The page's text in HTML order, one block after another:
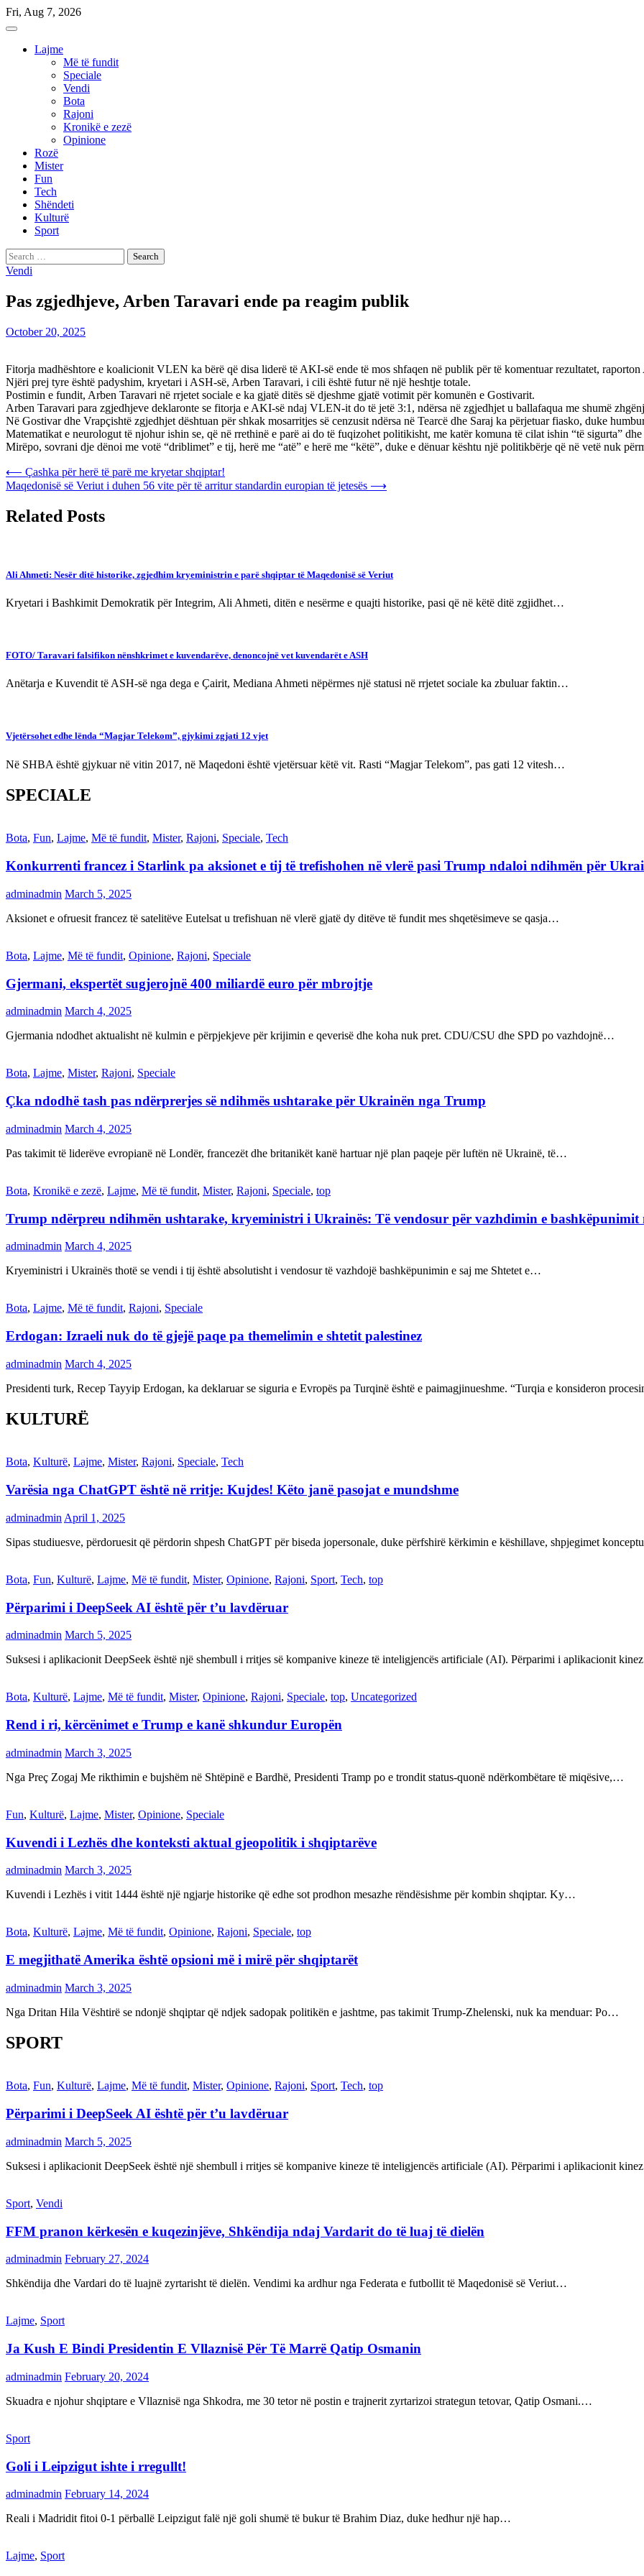
Skip
to
Fri, Aug 7, 2026
Lajme
Më të fundit
Speciale
Vendi
Bota
Rajoni
Kronikë e zezë
Opinione
Rozë
Mister
Fun
Tech
Shëndeti
Kulturë
Sport
Search
for:
Vendi
Pas zgjedhjeve, Arben Taravari ende pa reagim publik
October 20, 2025
Fitorja madhështore e koalicionit VLEN ka bërë që disa liderë të AKI-së ende të mos shfaqen në publik për të komentuar rezultatet,
Njëri prej tyre është padyshim, kryetari i ASH-së, Arben Taravari, i cili është futur në një heshtje totale.
Postimin e fundit, Arben Taravari në rrjetet sociale e ka gjatë ditës së djeshme gjatë votimit për komunën e Gostivarit.
Arben Taravari para zgjedhjeve deklaronte se fitorja e AKI-së ndaj VLEN-it do të jetë 3:1, ndërsa në zgjedhjet u ballafaqua me shumë
Në Gostivar dhe Vrapçishtë zgjedhjet dështuan për shkak mosarritjes së cenzusit ndërsa në Tearcë dhe Saraj ka përjetuar fiasko, duke
Matematikat e neurologut të njohur ishin se, që në rrethinë e parë ai do të fuqizohet politikisht, me katër komuna të cilat ishin “të sigurta”
Mirëpo, sovrani dje dënoi me votë “driblimet” e tij, herë me “atë” e herë me “këtë”, duke e dënuar kështu një politikbërje që në vetë nuk
Post
navigation
⟵ Çashka për herë të parë me kryetar shqiptar!
Maqedonisë së Veriut i duhen 56 vite për të arritur standardin europian të jetesës ⟶
Related Posts
Ali Ahmeti: Nesër ditë historike, zgjedhim kryeministrin e parë shqiptar të Maqedonisë së Veriut
Kryetari i Bashkimit Demokratik për Integrim, Ali Ahmeti, ditën e nesërme e quajti historike, pasi që në këtë ditë zgjidhet…
FOTO/ Taravari falsifikon nënshkrimet e kuvendarëve, denoncojnë vet kuvendarët e ASH
Anëtarja e Kuvendit të ASH-së nga dega e Ҫairit, Mediana Ahmeti nëpërmes një statusi në rrjetet sociale ka zbuluar faktin…
Vjetërsohet edhe lënda “Magjar Telekom”, gjykimi zgjati 12 vjet
Në SHBA është gjykuar në vitin 2017, në Maqedoni është vjetërsuar këtë vit. Rasti “Magjar Telekom”, pas gati 12 vitesh…
SPECIALE
Bota, Fun, Lajme, Më të fundit, Mister, Rajoni, Speciale, Tech
Konkurrenti francez i Starlink pa aksionet e tij të trefishohen në vlerë pasi Trump ndaloi ndihmën për
adminadmin March 5, 2025
Aksionet e ofruesit francez të satelitëve Eutelsat u trefishuan në vlerë gjatë dy ditëve të fundit mes shqetësimeve se qasja…
Bota, Lajme, Më të fundit, Opinione, Rajoni, Speciale
Gjermani, ekspertët sugjerojnë 400 miliardë euro për mbrojtje
adminadmin March 4, 2025
Gjermania ndodhet aktualisht në kulmin e përpjekjeve për krijimin e qeverisë dhe koha nuk pret. CDU/CSU dhe SPD po vazhdojnë…
Bota, Lajme, Mister, Rajoni, Speciale
Çka ndodhë tash pas ndërprerjes së ndihmës ushtarake për Ukrainën nga Trump
adminadmin March 4, 2025
Pas takimit të liderëve evropianë në Londër, francezët dhe britanikët kanë hartuar një plan paqeje për luftën në Ukrainë, të…
Bota, Kronikë e zezë, Lajme, Më të fundit, Mister, Rajoni, Speciale, top
Trump ndërpreu ndihmën ushtarake, kryeministri i Ukrainës: Të vendosur për vazhdimin e bashkëpunimit
adminadmin March 4, 2025
Kryeministri i Ukrainës thotë se vendi i tij është absolutisht i vendosur të vazhdojë bashkëpunimin e saj me Shtetet e…
Bota, Lajme, Më të fundit, Rajoni, Speciale
Erdogan: Izraeli nuk do të gjejë paqe pa themelimin e shtetit palestinez
adminadmin March 4, 2025
Presidenti turk, Recep Tayyip Erdogan, ka deklaruar se siguria e Evropës pa Turqinë është e paimagjinueshme. “Turqia e konsideron
KULTURË
Bota, Kulturë, Lajme, Mister, Rajoni, Speciale, Tech
Varësia nga ChatGPT është në rritje: Kujdes! Këto janë pasojat e mundshme
adminadmin April 1, 2025
Sipas studiuesve, përdoruesit që përdorin shpesh ChatGPT për biseda jopersonale, duke përfshirë kërkimin e këshillave, shpjegimet
Bota, Fun, Kulturë, Lajme, Më të fundit, Mister, Opinione, Rajoni, Sport, Tech, top
Përparimi i DeepSeek AI është për t’u lavdëruar
adminadmin March 5, 2025
Suksesi i aplikacionit DeepSeek është një shembull i rritjes së kompanive kineze të inteligjencës artificiale (AI). Përparimi i aplikacionit
Bota, Kulturë, Lajme, Më të fundit, Mister, Opinione, Rajoni, Speciale, top, Uncategorized
Rend i ri, kërcënimet e Trump e kanë shkundur Europën
adminadmin March 3, 2025
Nga Preç Zogaj Me rikthimin e bujshëm në Shtëpinë e Bardhë, Presidenti Tramp po e trondit status-quonë ndërkombëtare të miqësive,…
Fun, Kulturë, Lajme, Mister, Opinione, Speciale
Kuvendi i Lezhës dhe konteksti aktual gjeopolitik i shqiptarëve
adminadmin March 3, 2025
Kuvendi i Lezhës i vitit 1444 është një ngjarje historike që edhe sot prodhon mesazhe rëndësishme për kombin shqiptar. Ky…
Bota, Kulturë, Lajme, Më të fundit, Opinione, Rajoni, Speciale, top
E megjithatë Amerika është opsioni më i mirë për shqiptarët
adminadmin March 3, 2025
Nga Dritan Hila Vështirë se ndonjë shqiptar që ndjek sadopak politikën e jashtme, pas takimit Trump-Zhelenski, nuk ka menduar: Po…
SPORT
Bota, Fun, Kulturë, Lajme, Më të fundit, Mister, Opinione, Rajoni, Sport, Tech, top
Përparimi i DeepSeek AI është për t’u lavdëruar
adminadmin March 5, 2025
Suksesi i aplikacionit DeepSeek është një shembull i rritjes së kompanive kineze të inteligjencës artificiale (AI). Përparimi i aplikacionit
Sport, Vendi
FFM pranon kërkesën e kuqezinjëve, Shkëndija ndaj Vardarit do të luaj të dielën
adminadmin February 27, 2024
Shkëndija dhe Vardari do të luajnë zyrtarisht të dielën. Vendimi ka ardhur nga Federata e futbollit të Maqedonisë së Veriut…
Lajme, Sport
Ja Kush E Bindi Presidentin E Vllaznisë Për Të Marrë Qatip Osmanin
adminadmin February 20, 2024
Skuadra e njohur shqiptare e Vllaznisë nga Shkodra, me 30 tetor në postin e trajnerit zyrtarizoi strategun tetovar, Qatip Osmani.…
Sport
Goli i Leipzigut ishte i rregullt!
adminadmin February 14, 2024
Reali i Madridit fitoi 0-1 përballë Leipzigut falë një goli shumë të bukur të Brahim Diaz, duke hedhur një hap…
Lajme, Sport